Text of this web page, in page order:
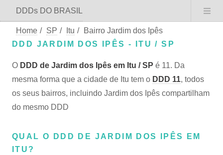
DDDs DO BRASIL
Home / SP / Itu /
Bairro Jardim dos Ipês
DDD JARDIM DOS IPÊS - ITU / SP
O DDD de Jardim dos Ipês em Itu / SP é 11. Da
mesma forma que a cidade de Itu tem o DDD 11, todos
os seus bairros, incluindo Jardim dos Ipês compartilham
do mesmo DDD
QUAL O DDD DE JARDIM DOS IPÊS EM
ITU?